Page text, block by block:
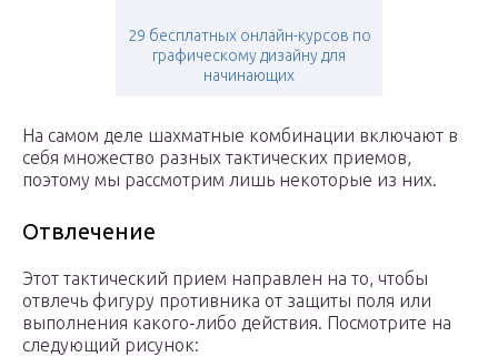
29 бесплатных онлайн-курсов по
графическому дизайну для
начинающих
На самом деле шахматные комбинации включают в
себя множество разных тактических приемов,
поэтому мы рассмотрим лишь некоторые из них.
Отвлечение
Этот тактический прием направлен на то, чтобы
отвлечь фигуру противника от защиты поля или
выполнения какого-либо действия. Посмотрите на
следующий рисунок: